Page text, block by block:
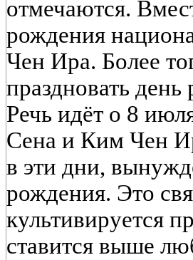
отмечаются.
рождения
Чен Ира. Более
праздновать
Речь идёт о 8
Сена и Ким Чен
в эти дни,
рождения. Это
культивируется
ставится выше